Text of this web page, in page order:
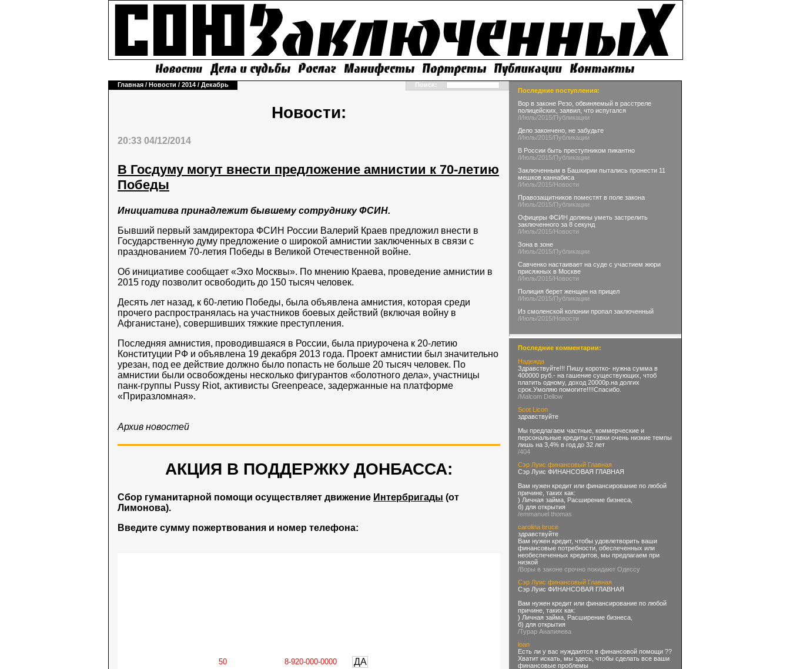
Главная / Новости / 2014 / Декабрь Поиск:
Новости:
20:33 04/12/2014
В Госдуму могут внести предложение амнистии к 70-летию
Победы
Инициатива принадлежит бывшему сотруднику ФСИН.
Бывший первый замдиректора ФСИН России Валерий Краев предложил внести в
Государственную думу предложение о широкой амнистии заключенных в связи с
празднованием 70-летия Победы в Великой Отечественной войне.
Об инициативе сообщает «Эхо Москвы». По мнению Краева, проведение амнистии в
2015 году позволит освободить до 150 тысяч человек.
Десять лет назад, к 60-летию Победы, была объявлена амнистия, которая среди
прочего распространялась на участников боевых действий (включая войну в
Афганистане), совершивших тяжкие преступления.
Последняя амнистия, проводившаяся в России, была приурочена к 20-летию
Конституции РФ и объявлена 19 декабря 2013 года. Проект амнистии был значительно
урезан, под ее действие должно было попасть не больше 20 тысяч человек. По
амнистии были освобождены несколько фигурантов «болотного дела», участницы
панк-группы Pussy Riot, активисты Greenpeace, задержанные на платформе
«Приразломная».
Архив новостей
АКЦИЯ В ПОДДЕРЖКУ ДОНБАССА:
Сбор гуманитарной помощи осуществляет движение Интербригады (от
Лимонова).
Введите сумму пожертвования и номер телефона:
ДА
Последние поступления:
Вор в законе Резо, обвиняемый в расстреле
полицейских, заявил, что испугался
/Июль/2015/Публикации
Дело закончено, не забудьте
/Июль/2015/Публикации
В России быть преступником пикантно
/Июль/2015/Публикации
Заключенным в Башкирии пытались пронести 11
мешков каннабиса
/Июль/2015/Новости
Правозащитников поместят в поле закона
/Июль/2015/Публикации
Офицеры ФСИН должны уметь застрелить
заключенного за 8 секунд
/Июль/2015/Новости
Зона в зоне
/Июль/2015/Публикации
Савченко настаивает на суде с участием жюри
присяжных в Москве
/Июль/2015/Новости
Полиция берет женщин на прицел
/Июль/2015/Публикации
Из cмоленской колонии пропал заключенный
/Июль/2015/Новости
Последние комментарии:
Надежда
Здравствуйте!!! Пишу коротко- нужна сумма в
400000 руб.- на гашение существующих, чтоб
платить одному, доход 20000р.на долгих
срок.Умоляю помогите!!!!Спасибо.
/Malcom Dellow
Scot Licon
здравствуйте
Мы предлагаем частные, коммерческие и
персональные кредиты ставки очень низкие темпы
лишь на 3,4% в год до 32 лет
/404
Сэр Луис финансовый Главная
Сэр Луис ФИНАНСОВАЯ ГЛАВНАЯ
Вам нужен кредит или финансирование по любой
причине, таких как:
) Личная займа, Расширение бизнеса,
б) для открытия
/emmanuel thomas
carolina bruce
здравствуйте
Вам нужен кредит, чтобы удовлетворить ваши
финансовые потребности, обеспеченных или
необеспеченных кредитов, мы предлагаем при
низкой
/Воры в законе срочно покидают Одессу
Сэр Луис финансовый Главная
Сэр Луис ФИНАНСОВАЯ ГЛАВНАЯ
Вам нужен кредит или финансирование по любой
причине, таких как:
) Личная займа, Расширение бизнеса,
б) для открытия
/Турар Анапияева
loan
Есть ли у вас нуждаются в финансовой помощи ??
Хватит искать, мы здесь, чтобы сделать все ваши
финансовые проблемы